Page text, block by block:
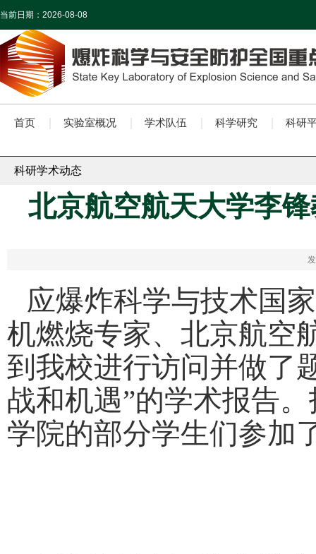
当前日期： 2026-08-08
首页 实验室概况 学术队伍 科学研究 科研
科研学术动态
北京航空航天大学李
应爆炸科学与技术国
机燃烧专家、北京航空
到我校进行访问并做了
战和机遇”的学术报告
学院的部分学生们参加